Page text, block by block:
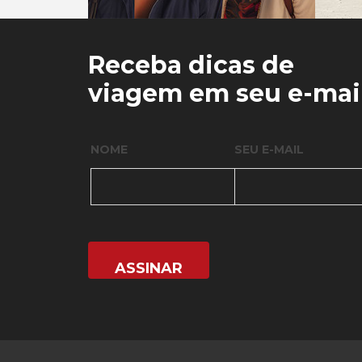
0 0
Receba dicas de
viagem em seu e-
NOME SEU E-MAIL